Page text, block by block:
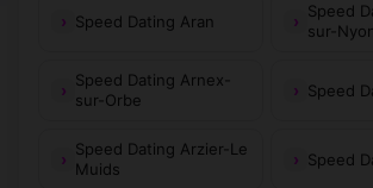
Speed Dating Aran
Speed
sur-Nyon
Speed Dating Arnex-
sur-Orbe
Speed
Speed Dating Arzier-Le
Muids
Speed